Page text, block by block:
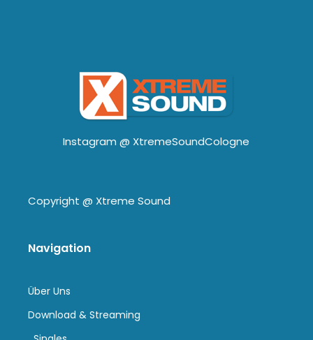
Instagram @ XtremeSoundCologne
Copyright @ Xtreme Sound
Navigation
Über Uns
Download & Streaming